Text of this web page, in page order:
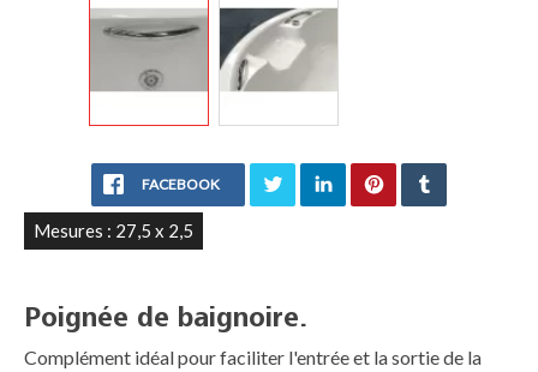
FACEBOOK
Mesures : 27,5 x 2,5
Poignée de baignoire.
Complément idéal pour faciliter l'entrée et la sortie de la